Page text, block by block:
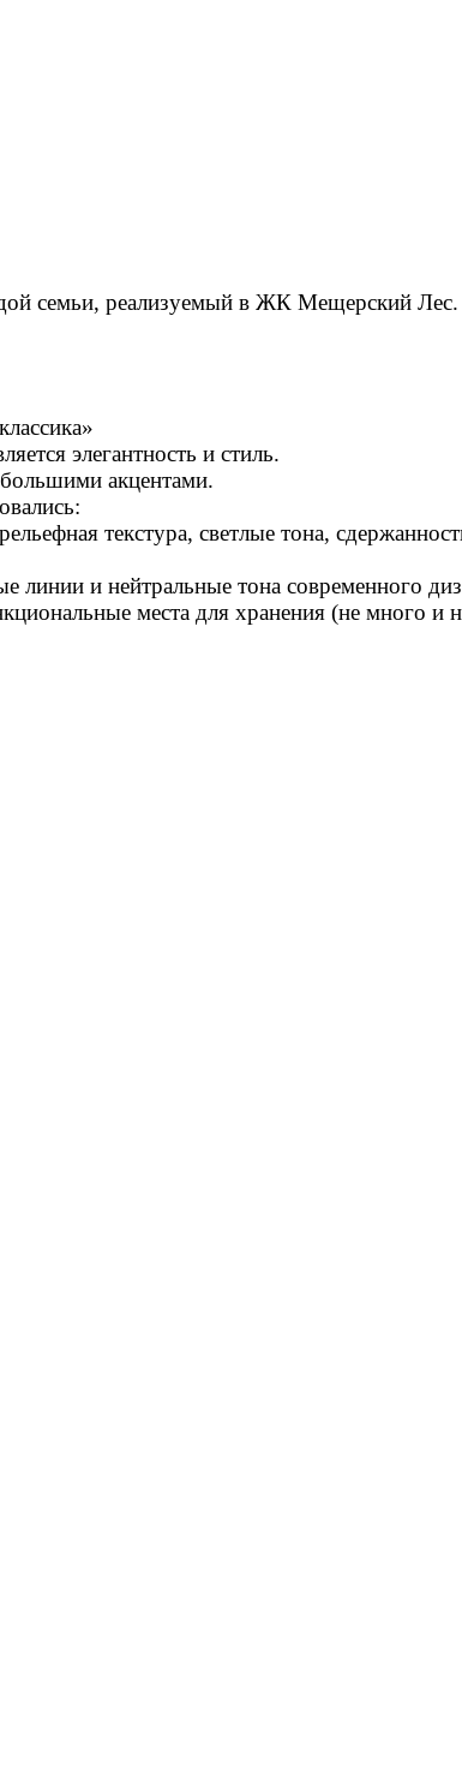
семьи, реализуемый в ЖК Мещерский Лес.
элегантность и стиль.
акцентами.
текстура, светлые тона,
линии и нейтральные тона современного
места для хранения (не много и